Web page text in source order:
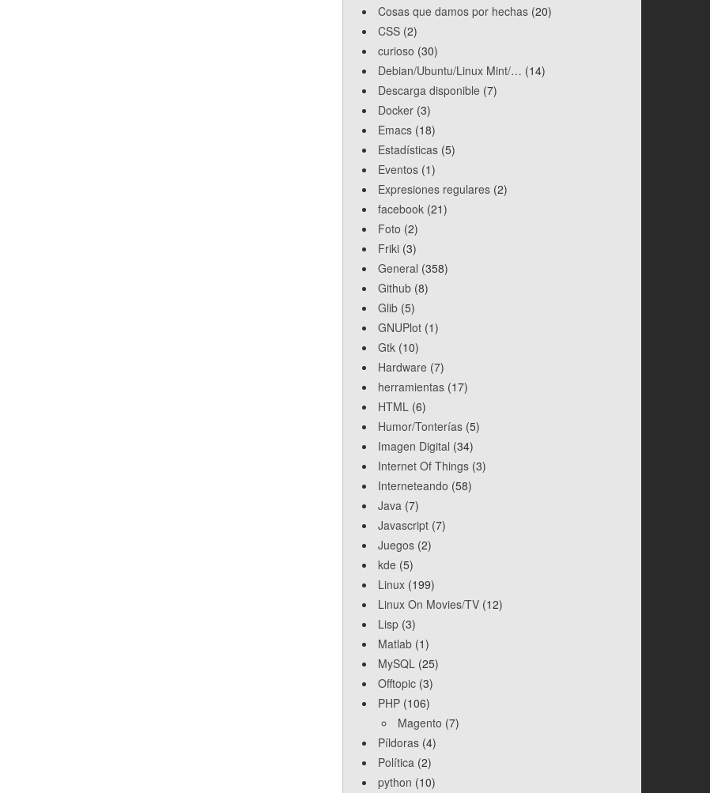
Cosas que damos por hechas (20)
CSS (2)
curioso (30)
Debian/Ubuntu/Linux Mint/… (14)
Descarga disponible (7)
Docker (3)
Emacs (18)
Estadísticas (5)
Eventos (1)
Expresiones regulares (2)
facebook (21)
Foto (2)
Friki (3)
General (358)
Github (8)
Glib (5)
GNUPlot (1)
Gtk (10)
Hardware (7)
herramientas (17)
HTML (6)
Humor/Tonterías (5)
Imagen Digital (34)
Internet Of Things (3)
Interneteando (58)
Java (7)
Javascript (7)
Juegos (2)
kde (5)
Linux (199)
Linux On Movies/TV (12)
Lisp (3)
Matlab (1)
MySQL (25)
Offtopic (3)
PHP (106)
Magento (7)
Píldoras (4)
Política (2)
python (10)